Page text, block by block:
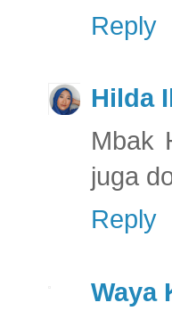
Reply
Hilda
Mbak
juga
Reply
Waya